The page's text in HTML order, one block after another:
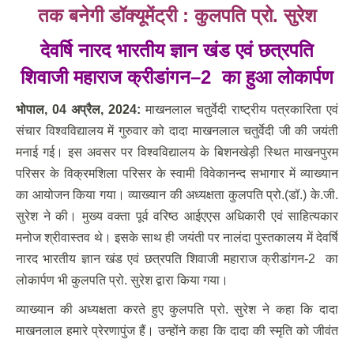
तक बनेगी डॉक्यूमेंट्री : कुलपति प्रो. सुरेश
देवर्षि नारद भारतीय ज्ञान खंड एवं छत्रपति
शिवाजी महाराज क्रीडांगन–2 का हुआ लोकार्पण
भोपाल, 04 अप्रैल, 2024: माखनलाल चतुर्वेदी राष्ट्रीय पत्रकारिता एवं
संचार विश्वविद्यालय में गुरुवार को दादा माखनलाल चतुर्वेदी जी की जयंती
मनाई गई। इस अवसर पर विश्वविद्यालय के बिशनखेड़ी स्थित माखनपुरम
परिसर के विक्रमशिला परिसर के स्वामी विवेकानन्द सभागार में व्याख्यान
का आयोजन किया गया। व्याख्यान की अध्यक्षता कुलपति प्रो.(डॉ.) के.जी.
सुरेश ने की। मुख्य वक्ता पूर्व वरिष्ठ आईएएस अधिकारी एवं साहित्यकार
मनोज श्रीवास्तव थे। इसके साथ ही जयंती पर नालंदा पुस्तकालय में देवर्षि
नारद भारतीय ज्ञान खंड एवं छत्रपति शिवाजी महाराज क्रीडांगन-2 का
लोकार्पण भी कुलपति प्रो. सुरेश द्वारा किया गया।
व्याख्यान की अध्यक्षता करते हुए कुलपति प्रो. सुरेश ने कहा कि दादा
माखनलाल हमारे प्रेरणापुंज हैं। उन्होंने कहा कि दादा की स्मृति को जीवंत